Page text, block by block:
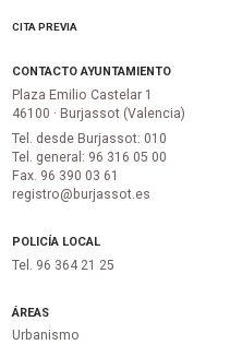
CITA PREVIA
CONTACTO AYUNTAMIENTO
Plaza Emilio Castelar 1
46100 · Burjassot (Valencia)
Tel. desde Burjassot: 010
Tel. general: 96 316 05 00
Fax. 96 390 03 61
registro@burjassot.es
POLICÍA LOCAL
Tel. 96 364 21 25
ÁREAS
Urbanismo